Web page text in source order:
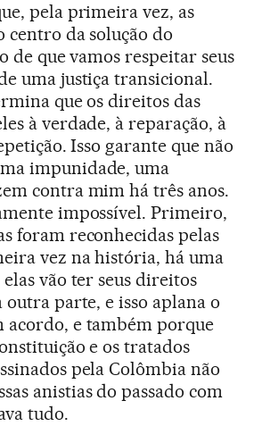
pela primeira vez, as
centro da solução do
de que vamos respeitar seus
uma justiça transicional.
que os direitos das
à verdade, à reparação, à
Isso garante que não
impunidade, uma
contra mim há três anos.
impossível. Primeiro,
foram reconhecidas pelas
vez na história, há uma
elas vão ter seus direitos
parte, e isso aplana o
e também porque
e os tratados
pela Colômbia não
anistias do passado com
tudo.